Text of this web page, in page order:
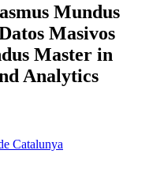
Mundus
Masivos
Master in
Analytics
Catalunya